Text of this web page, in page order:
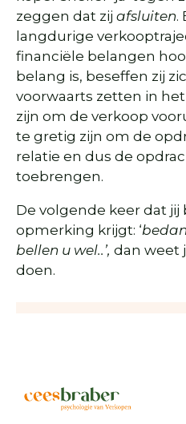
zeggen dat zij afsluiten.
langdurige
financiële belangen
belang is, beseffen zij
voorwaarts zetten in
zijn om de verkoop
te gretig zijn om de
relatie en dus de
toebrengen.
De volgende keer dat jij
opmerking krijgt: ‘
bellen u wel..’, dan weet
doen.